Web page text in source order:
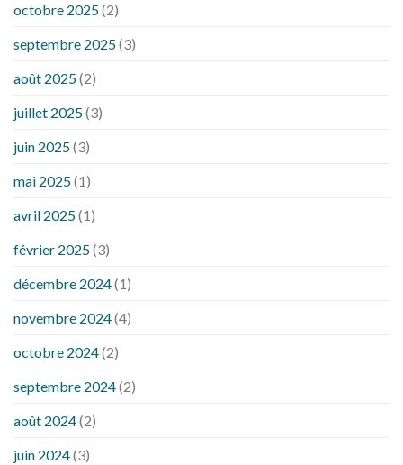
octobre 2025(2)
septembre 2025(3)
août 2025(2)
juillet 2025(3)
juin 2025(3)
mai 2025(1)
avril 2025(1)
février 2025(3)
décembre 2024(1)
novembre 2024(4)
octobre 2024(2)
septembre 2024(2)
août 2024(2)
juin 2024(3)